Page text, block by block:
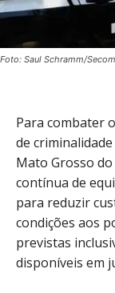
Foto: Saul Schramm/
Para combater
de
Mato Grosso
contínua de
para reduzir
condições aos
previstas
disponíveis em